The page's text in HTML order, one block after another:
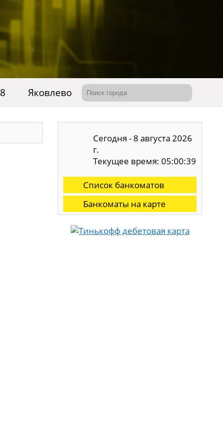
Яковлево
Сегодня - 8 августа 2026
г.
Текущее время: 05:00:39
Список банкоматов
Банкоматы на карте